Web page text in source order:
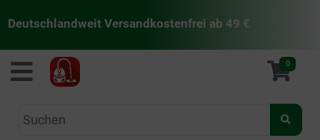
Deutschlandweit Versandkostenfrei ab 49 €
staubsaugermanufaktur 0